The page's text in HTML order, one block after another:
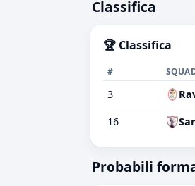
Classifica
🏆 Classifica
#
3
16
Probabili